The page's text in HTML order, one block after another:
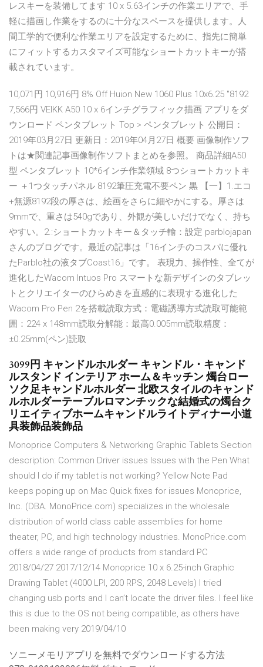
レスキーを装備してます 10 x 5.63インチの作業エリアで、手
軽に描画し作業をするのに十分なスペースを提供します。人
間工学的で便利な作業エリアを設定するために、指先に簡単
にフィットするカスタマイズ可能なショートカットキーが搭
載されています。
10,071円 10,916円 8% Off Huion New 1060 Plus 10x6.25 "8192
7,566円 VEIKK A50 10 x 6インチグラフィック描画 アプリをダ
ウンロード ペンタブレット Top > ペンタブレット 公開日：
2019年03月27日 更新日：2019年04月27日 概要 画像制作ソフ
トは★関連記事画像制作ソフトまとめを参照。 商品詳細A50
型 ペンタブレット 10*6インチ作業領域 8つショートカットキ
ー ＋1つタッチパネル 8192筆圧充電不要ペン 黒 【一】1.エコ
+無源8192段の厚さは、絵画をさらに細やかにする。厚さは
9mmで、重さは540gであり、外観が美しいだけでなく、持ち
やすい。2.:ショートカットキー＆タッチ輸：設定 parblojapan
さんのブログです。最近の記事は「16インチのコスパに優れ
たParblo社の液タブCoast16」です。 表現力、操作性、全てが
進化したWacom Intuos Pro スマートな新デザインのタブレッ
トとクリエイターのひらめきを直感的に表現する進化した
Wacom Pro Pen 2を搭載読取方式：電磁誘導方式読取可能範
囲：224 x 148mm読取分解能：最高0.005mm読取精度：
±0.25mm(ペン)読取
3099円 キャンドルホルダー キャンドル・キャンド
ルスタンド インテリア ホーム＆キッチン 燭台ロー
ソク足キャンドルホルダー 北欧スタイルのキャンド
ルホルダーテーブルロマンチックな結婚式の燭台ク
リエイティブホームキャンドルライトディナー小道
具装飾品装飾品
Monoprice Computers & Networking Graphic Tablets Section
description: Common Driver issues Issues with the Pen What
should I do if my tablet is not working? Yellow Note Pad
keeps poping up on Mac Quick fixes for issues Monoprice,
Inc. (DBA. MonoPrice.com) specializes in the wholesale
distribution of world class cable assemblies for home
theater, PC, and high technology industries. MonoPrice.com
offers a wide range of products from standard PC
2018/04/27 2017/12/14 Monoprice 10 x 6.25-inch Graphic
Drawing Tablet (4000 LPI, 200 RPS, 2048 Levels) I tried
changing usb ports and I can’t locate the driver files. I feel like
this is due to the OS not being compatible, as others have
been making very 2019/04/10
ソニーメモリアプリを無料でダウンロードする方法